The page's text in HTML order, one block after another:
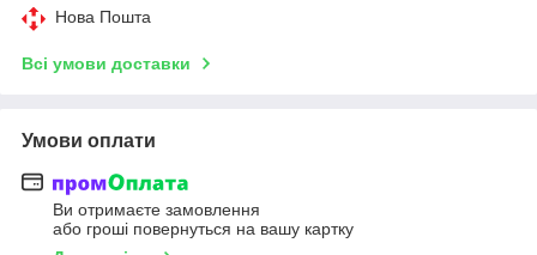
Нова Пошта
Всі умови доставки
Умови оплати
Ви отримаєте замовлення
або гроші повернуться на вашу картку